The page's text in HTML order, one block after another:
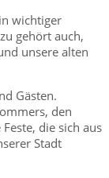
wichtiger
gehört auch,
unsere alten
Gästen.
den
die sich aus
Stadt